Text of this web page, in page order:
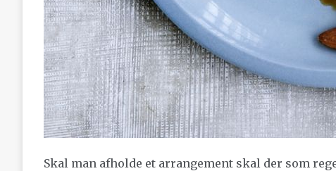
Skal man afholde et arrangement skal der som